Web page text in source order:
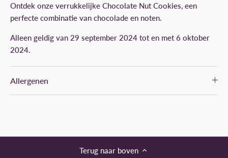
Ontdek onze verrukkelijke Chocolate Nut Cookies, een
perfecte combinatie van chocolade en noten.
Alleen geldig van 29 september 2024 tot en met 6 oktober
2024.
Allergenen
Terug naar boven